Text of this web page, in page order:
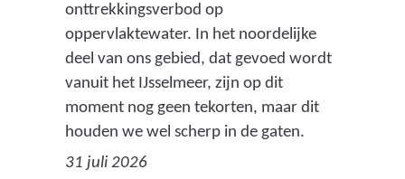
onttrekkingsverbod op
oppervlaktewater. In het noordelijke
deel van ons gebied, dat gevoed wordt
vanuit het IJsselmeer, zijn op dit
moment nog geen tekorten, maar dit
houden we wel scherp in de gaten.
31 juli 2026